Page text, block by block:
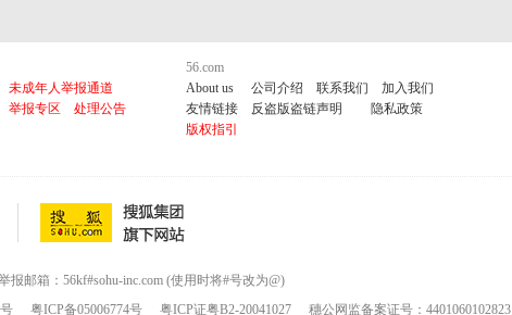
未成年人举报通道
举报专区
处理公告
56.com
About us
公司介绍 联系我们
加入我们
友情链接
反盗版盗链声明
隐私政策
版权指引
报邮箱：56kf#sohu-inc.com (使用时将#号改为@)
粤ICP备05006774号 粤ICP证粤B2-20041027 穗公网监备案证号：4401060102823